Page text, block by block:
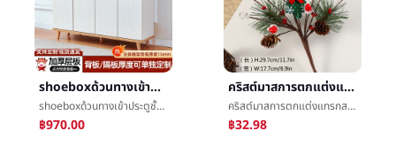
shoeboxด้วนทางเข้าประตูชั้นวางของหิ้งห้องนั่งเล่นระเบียงความจุสูงหลายชั้นกันฝุ่นรองเท้าหิ้งทางเข้าทันสมัยง่ายลม
shoeboxด้วนทางเข้าประตูชั้นวางของหิ้งห้องนั่งเล่นระเบียงความจุสูงหลายชั้นกันฝุ่นรองเท้าหิ้งทางเข้าทันสมัยง่ายลม
฿970.00
คริสต์มาสการตกแต่งแทรกสาขาหวายEchinaceaเกล็ดหิมะแทรกสาขาการตกแต่งห้องนั่งเล่นห้องนอนเครื่องประดับเสน่ห์ตกแต่ง
คริสต์มาสการตกแต่งแทรกสาขาหวายEchinaceaเกล็ดหิมะแทรกสาขาการตกแต่งห้องนั่งเล่นห้องนอนเครื่องประดับเสน่ห์ตกแต่ง
฿32.98